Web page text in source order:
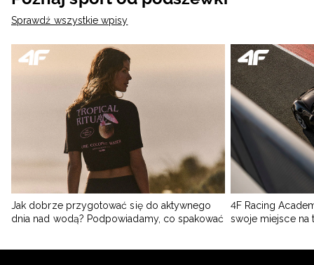
Sprawdź wszystkie wpisy
Jak dobrze przygotować się do aktywnego
dnia nad wodą? Podpowiadamy, co spakować
4F Racing
swoje miejsce na